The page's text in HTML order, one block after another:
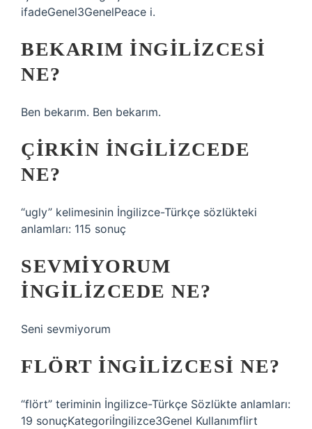
ifadeGenel3GenelPeace i.
BEKARIM INGILIZCESI
NE?
Ben bekarım. Ben bekarım.
ÇIRKIN INGILIZCEDE
NE?
“ugly” kelimesinin İngilizce-Türkçe sözlükteki
anlamları: 115 sonuç
SEVMIYORUM
INGILIZCEDE NE?
Seni sevmiyorum
FLÖRT INGILIZCESI NE?
“flört” teriminin İngilizce-Türkçe Sözlükte anlamları:
19 sonuçKategoriİngilizce3Genel Kullanımflirt